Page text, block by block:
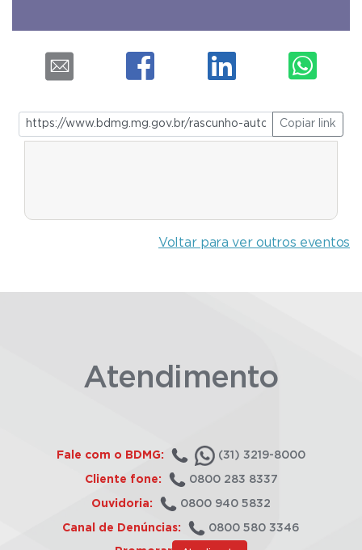
Copiar link
Voltar para ver outros eventos
Atendimento
Fale com o BDMG: (31) 3219-8000
Cliente fone: 0800 283 8337
Ouvidoria: 0800 940 5832
Canal de Denúncias: 0800 580 3346